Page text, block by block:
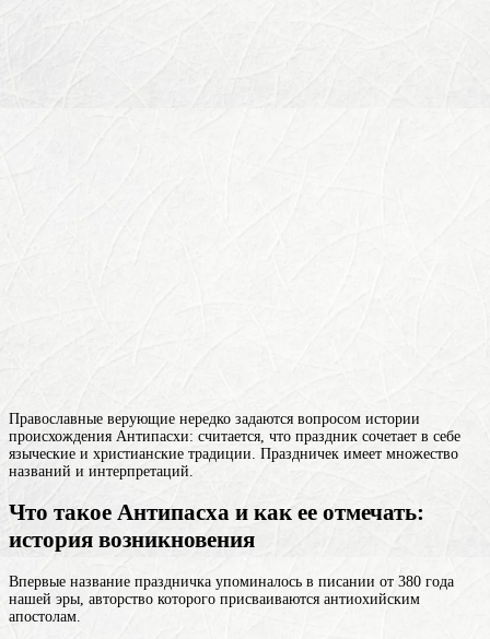
Православные верующие нередко задаются вопросом истории
происхождения Антипасхи: считается, что праздник сочетает в себе
языческие и христианские традиции. Праздничек имеет множество
названий и интерпретаций.
Что такое Антипасха и как ее отмечать:
история возникновения
Впервые название праздничка упоминалось в писании от 380 года
нашей эры, авторство которого присваиваются антиохийским
апостолам.